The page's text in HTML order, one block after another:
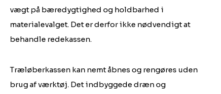
vægt på bæredygtighed og holdbarhed i
materialevalget. Det er derfor ikke nødvendigt at
behandle redekassen.
Træløberkassen kan nemt åbnes og rengøres uden
brug af værktøj. Det indbyggede dræn og